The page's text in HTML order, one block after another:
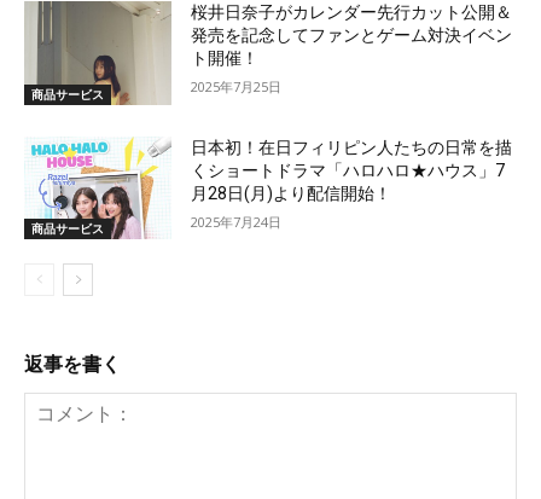
商品サービス
桜井日奈子がカレンダー先行カット公開＆
発売を記念してファンとゲーム対決イベン
ト開催！
2025年7月25日
商品サービス
日本初！在日フィリピン人たちの日常を描
くショートドラマ「ハロハロ★ハウス」7
月28日(月)より配信開始！
2025年7月24日
返事を書く